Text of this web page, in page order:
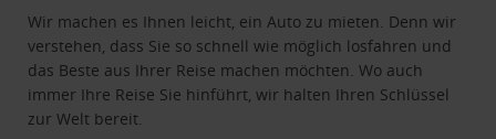
Wir machen es Ihnen leicht, ein Auto zu mieten. Denn wir
verstehen, dass Sie so schnell wie möglich losfahren und
das Beste aus Ihrer Reise machen möchten. Wo auch
immer Ihre Reise Sie hinführt, wir halten Ihren Schlüssel
zur Welt bereit.